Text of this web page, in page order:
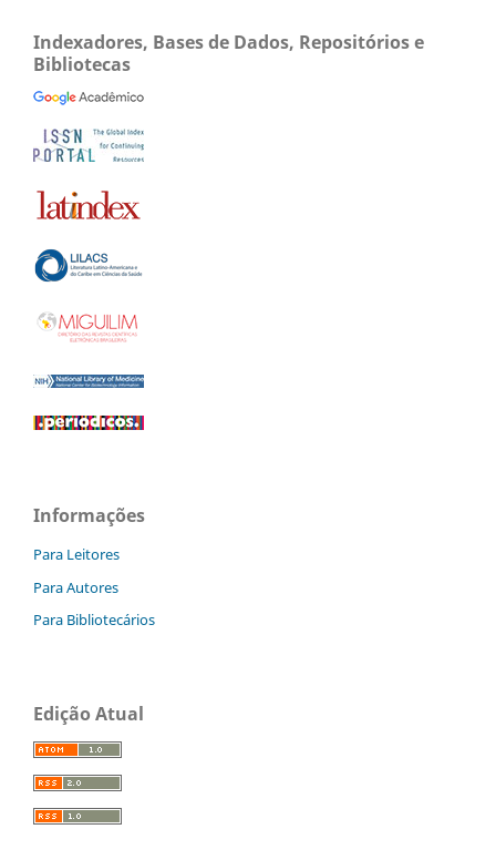
Indexadores, Bases de Dados, Repositórios e
Bibliotecas
Informações
Para Leitores
Para Autores
Para Bibliotecários
Edição Atual